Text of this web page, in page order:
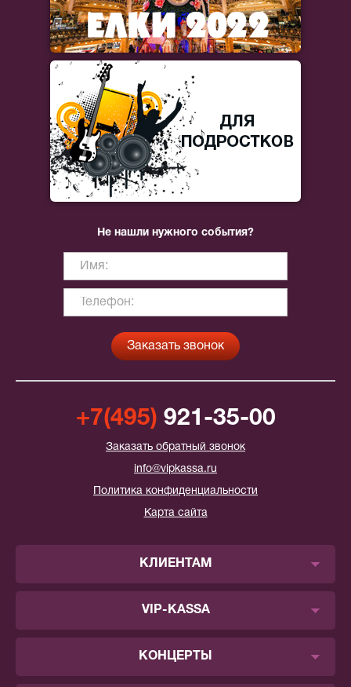
Не нашли нужного события?
+7(495) 921-35-00
Заказать обратный звонок
info@vipkassa.ru
Политика конфиденциальности
Карта сайта
КЛИЕНТАМ
VIP-KASSA
КОНЦЕРТЫ